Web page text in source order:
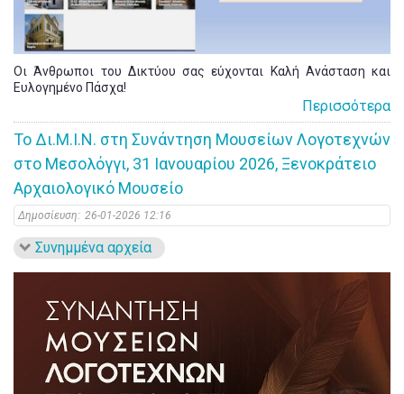
Οι Άνθρωποι του Δικτύου σας εύχονται Καλή Ανάσταση και
Ευλογημένο Πάσχα!
Περισσότερα
Το Δι.Μ.Ι.Ν. στη Συνάντηση Μουσείων Λογοτεχνών
στο Μεσολόγγι, 31 Ιανουαρίου 2026, Ξενοκράτειο
Αρχαιολογικό Μουσείο
Δημοσίευση: 26-01-2026 12:16
Συνημμένα αρχεία